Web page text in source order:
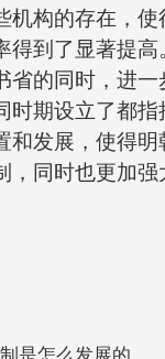
机构的存在，
得到了显著提
省的同时，进
时期设立了都指
和发展，使得明
，同时也更加强